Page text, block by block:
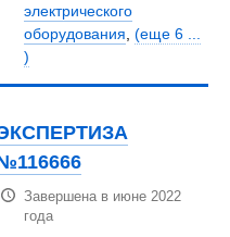
электрического
оборудования,(еще 6 ...
)
Завершена в июне 2022
года